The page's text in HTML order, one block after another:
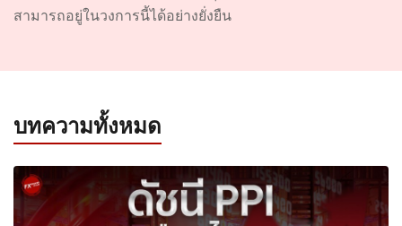
สามารถอยู่ในวงการนี้ได้อย่างยั่งยืน
บทความทั้งหมด